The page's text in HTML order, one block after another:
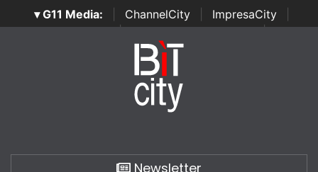
▾ G11 Media: ChannelCity ImpresaCity
SecurityOpenLab | Italian Channel Awards | Italian
Italian Security Awards
Newsletter